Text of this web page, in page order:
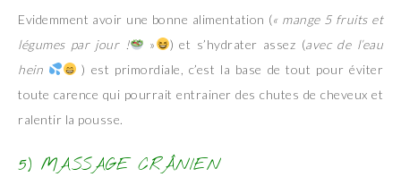
Evidemment avoir une bonne alimentation (« mange 5 fruits et
légumes par jour !
» ) et s’hydrater assez (avec de l’eau
hein
) est primordiale, c’est la base de tout pour éviter
toute carence qui pourrait entrainer des chutes de cheveux et
ralentir la pousse.
5) MASSAGE CRÂNIEN